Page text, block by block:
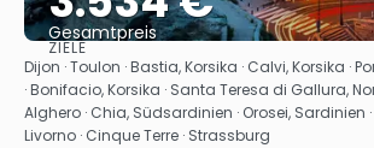
Gesamtpreis
Sehen
ZIELE
Dijon · Toulon · Bastia, Korsika · Calvi, Korsika ·
· Bonifacio, Korsika · Santa Teresa di Gallura,
Alghero · Chia, Südsardinien · Orosei, Sardinien
Livorno · Cinque Terre · Strassburg